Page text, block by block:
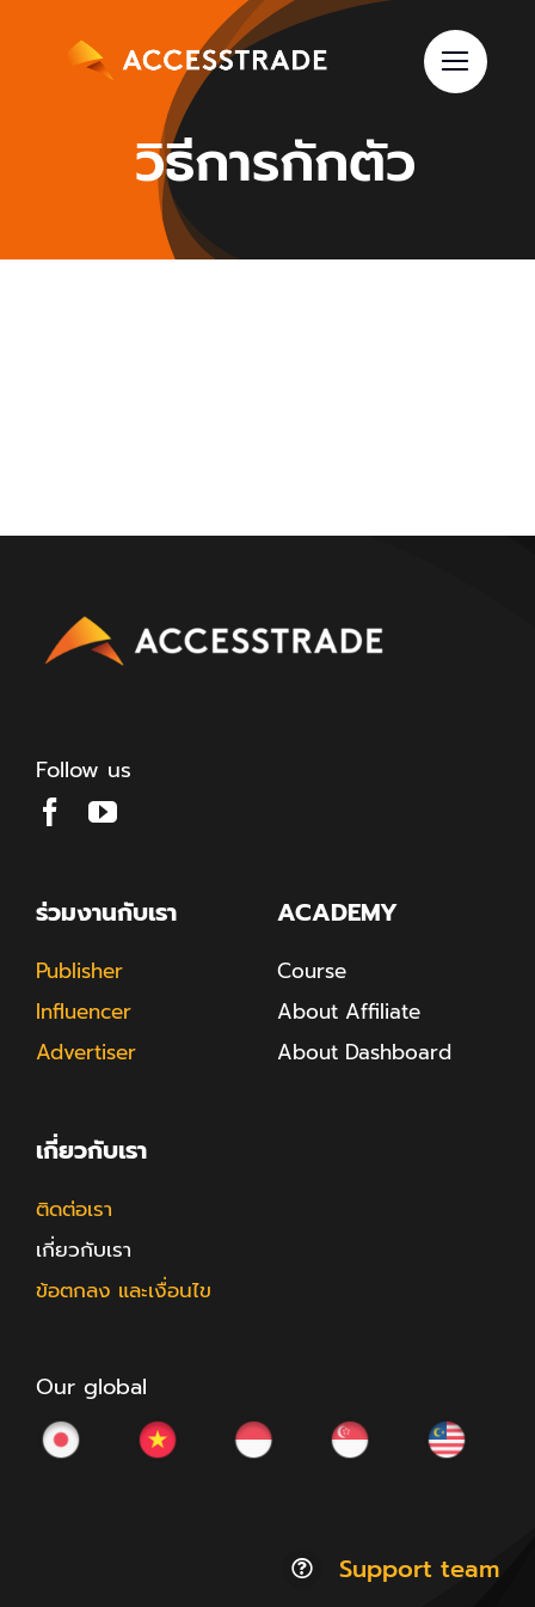
วิธีการกักตัว
Follow us
ร่วมงานกับเรา
Publisher
Influencer
Advertiser
ACADEMY
Course
About Affiliate
About Dashboard
เกี่ยวกับเรา
ติดต่อเรา
เกี่ยวกับเรา
ข้อตกลง และเงื่อนไข
Our global
Support team